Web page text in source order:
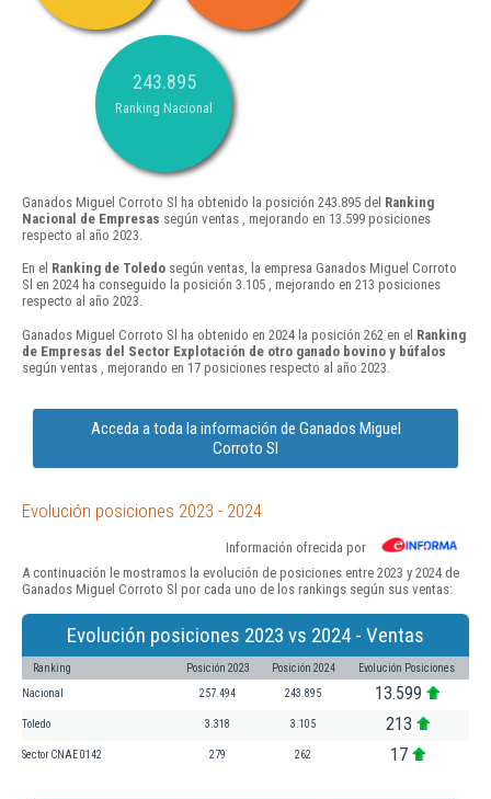
243.895
Ranking Nacional
Ganados Miguel Corroto Sl ha obtenido la posición 243.895 del Ranking
Nacional de Empresas según ventas , mejorando en 13.599 posiciones
respecto al año 2023.
En el Ranking de Toledo según ventas, la empresa Ganados Miguel Corroto
Sl en 2024 ha conseguido la posición 3.105 , mejorando en 213 posiciones
respecto al año 2023.
Ganados Miguel Corroto Sl ha obtenido en 2024 la posición 262 en el Ranking
de Empresas del Sector Explotación de otro ganado bovino y búfalos
según ventas , mejorando en 17 posiciones respecto al año 2023.
Acceda a toda la información de Ganados Miguel
Corroto Sl
Evolución posiciones 2023 - 2024
Información ofrecida por
A continuación le mostramos la evolución de posiciones entre 2023 y 2024 de
Ganados Miguel Corroto Sl por cada uno de los rankings según sus ventas:
Evolución posiciones 2023 vs 2024 - Ventas
Ranking Posición 2023 Posición 2024 Evolución Posiciones
Nacional 257.494 243.895 13.599
Toledo 3.318 3.105 213
Sector CNAE 0142 279 262 17